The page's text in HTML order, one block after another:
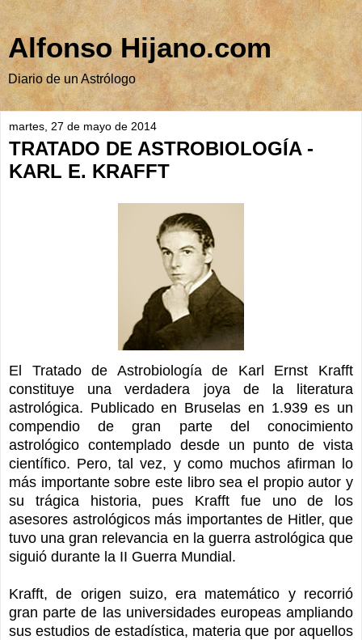
Alfonso Hijano.com
Diario de un Astrólogo
martes, 27 de mayo de 2014
TRATADO DE ASTROBIOLOGÍA -
KARL E. KRAFFT
El Tratado de Astrobiología de Karl Ernst Krafft
constituye una verdadera joya de la literatura
astrológica. Publicado en Bruselas en 1.939 es un
compendio de gran parte del conocimiento
astrológico contemplado desde un punto de vista
científico. Pero, tal vez, y como muchos afirman lo
más importante sobre este libro sea el propio autor y
su trágica historia, pues Krafft fue uno de los
asesores astrológicos más importantes de Hitler, que
tuvo una gran relevancia en la guerra astrológica que
siguió durante la II Guerra Mundial.
Krafft, de origen suizo, era matemático y recorrió
gran parte de las universidades europeas ampliando
sus estudios de estadística, materia que por aquellos